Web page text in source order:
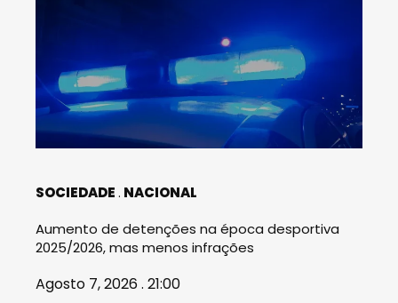
SOCIEDADE NACIONAL
Aumento de detenções na época desportiva
2025/2026, mas menos infrações
Agosto 7, 2026 . 21:00